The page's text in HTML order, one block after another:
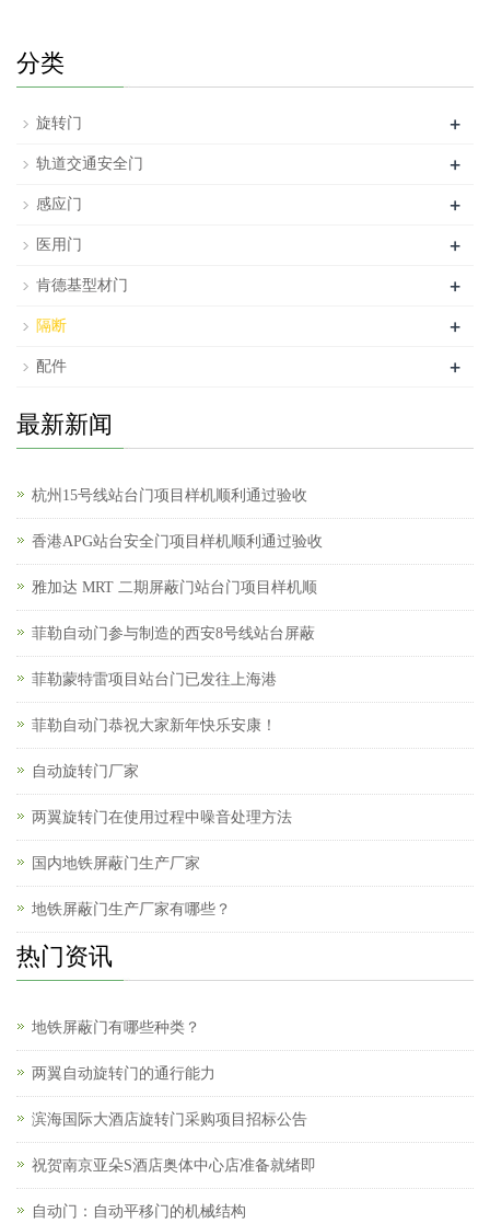
分类
旋转门 +
轨道交通安全门 +
感应门 +
医用门 +
肯德基型材门 +
隔断 +
配件 +
最新新闻
杭州15号线站台门项目样机顺利通过验收
香港APG站台安全门项目样机顺利通过验收
雅加达 MRT 二期屏蔽门站台门项目样机顺
菲勒自动门参与制造的西安8号线站台屏蔽
菲勒蒙特雷项目站台门已发往上海港
菲勒自动门恭祝大家新年快乐安康！
自动旋转门厂家
两翼旋转门在使用过程中噪音处理方法
国内地铁屏蔽门生产厂家
地铁屏蔽门生产厂家有哪些？
热门资讯
地铁屏蔽门有哪些种类？
两翼自动旋转门的通行能力
滨海国际大酒店旋转门采购项目招标公告
祝贺南京亚朵S酒店奥体中心店准备就绪即
自动门：自动平移门的机械结构